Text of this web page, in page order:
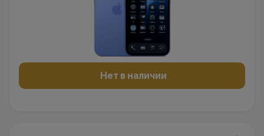
Нет в наличии